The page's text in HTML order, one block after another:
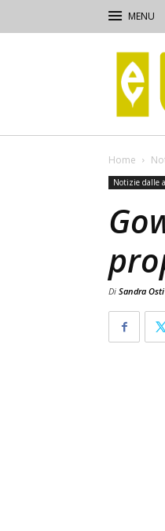
Terra
e
Vita
Home
Notizie dalle
Di Sandra Osti